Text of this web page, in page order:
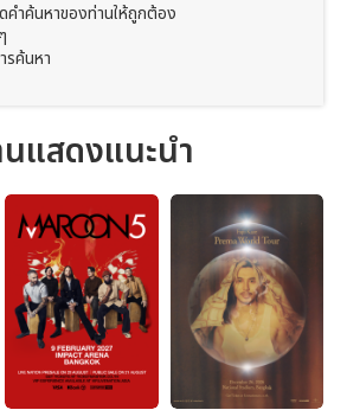
คำค้นหาของท่านให้ถูกต้อง
รค้นหา
แสดงแนะนำ